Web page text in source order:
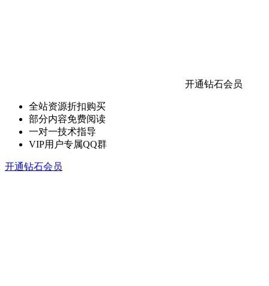
开通钻石会员
全站资源折扣购买
部分内容免费阅读
一对一技术指导
VIP用户专属QQ群
开通钻石会员